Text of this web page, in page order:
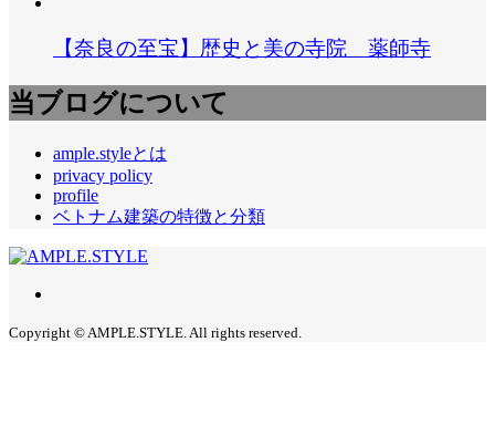
【奈良の至宝】歴史と美の寺院 薬師寺
当ブログについて
ample.styleとは
privacy policy
profile
ベトナム建築の特徴と分類
Copyright © AMPLE.STYLE. All rights reserved.